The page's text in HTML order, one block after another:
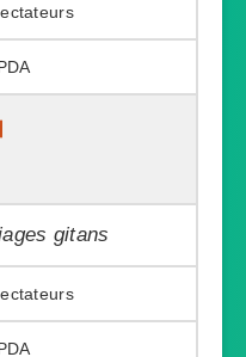
gitans